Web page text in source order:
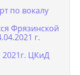
по вокалу
Фрязинской
г.
2021г. ЦКиД